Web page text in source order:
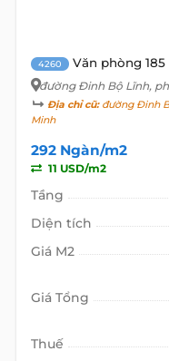
4260 Văn phòng 185
đường Đinh Bộ Lĩnh,
Địa chỉ cũ:đường Đinh
Minh
292 Ngàn/m2
11 USD/m2
Tầng
Diện tích
Giá M2
Giá Tổng
Thuế